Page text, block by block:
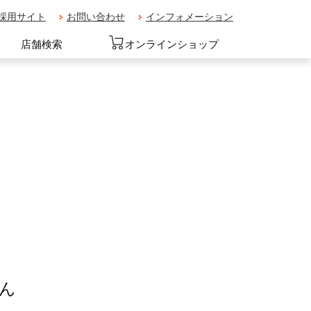
店舗検索 オンラインショップ
用サイト お問い合わせ インフォメーション